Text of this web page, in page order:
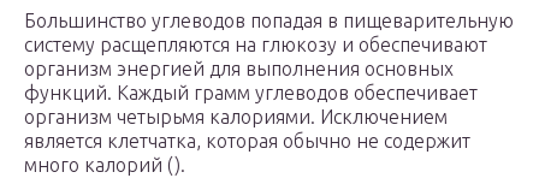
Большинство углеводов попадая в пищеварительную
систему расщепляются на глюкозу и обеспечивают
организм энергией для выполнения основных
функций. Каждый грамм углеводов обеспечивает
организм четырьмя калориями. Исключением
является клетчатка, которая обычно не содержит
много калорий ().